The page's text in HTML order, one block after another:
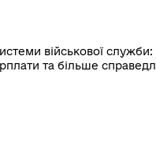
військової служби:
та більше